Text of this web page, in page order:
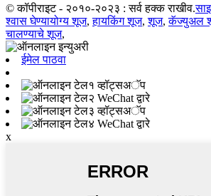
© कॉपीराइट - २०१०-२०२३ : सर्व हक्क राखीव.
श्वास घेण्यायोग्य शूज,हायकिंग शूज,शूज,कॅज्युअल
चालण्याचे शूज,
ईमेल पाठवा
व्हॉट्सअॅप
WeChat द्वारे
व्हॉट्सअॅप
WeChat द्वारे
x